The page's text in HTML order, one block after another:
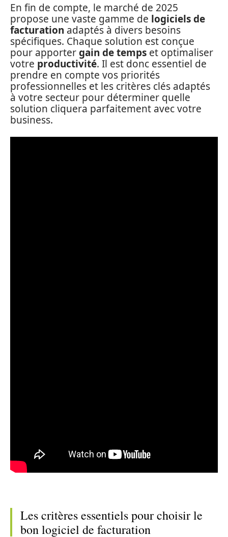
En fin de compte, le marché de 2025
propose une vaste gamme de logiciels de
facturation adaptés à divers besoins
spécifiques. Chaque solution est conçue
pour apportergain de temps et optimaliser
votre productivité. Il est donc essentiel de
prendre en compte vos priorités
professionnelles et les critères clés adaptés
à votre secteur pour déterminer quelle
solution cliquera parfaitement avec votre
business.
Les critères essentiels pour choisir le
bon logiciel de facturation